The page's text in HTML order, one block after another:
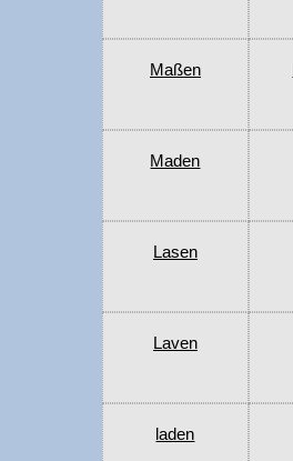
Maßen
Maden
Lasen
Laven
laden